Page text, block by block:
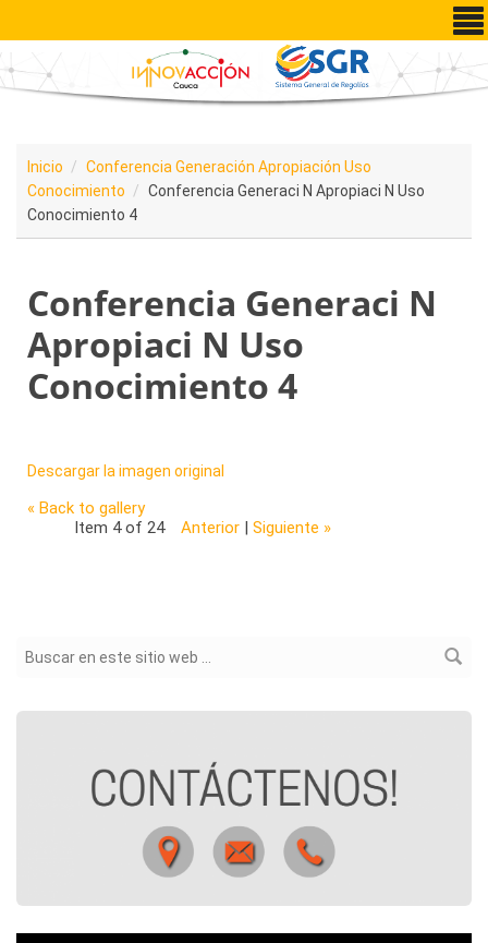
Pasar al contenido principal
Inicio
Conferencia Generación Apropiación Uso
Conocimiento
Conferencia Generaci N Apropiaci N Uso
Conocimiento 4
Conferencia Generaci N
Apropiaci N Uso
Conocimiento 4
Descargar la imagen original
« Back to gallery
Item 4 of 24
Anterior| Siguiente »
Formulario de búsqueda